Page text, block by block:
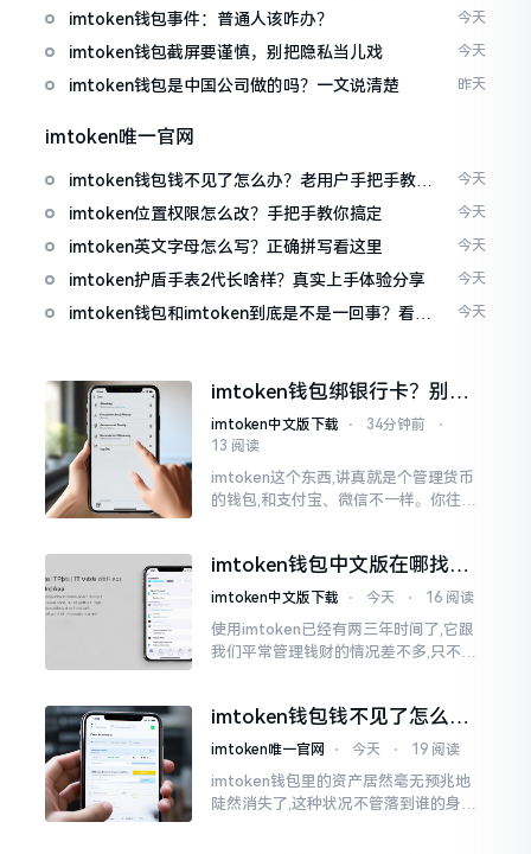
imtoken钱包事件：普通人该咋办？ 今天
imtoken钱包截屏要谨慎，别把隐私当儿戏 今天
imtoken钱包是中国公司做的吗？一文说清楚 昨天
imtoken唯一官网
imtoken钱包钱不见了怎么办？老用户手把手教你
找回
今天
imtoken位置权限怎么改？手把手教你搞定 今天
imtoken英文字母怎么写？正确拼写看这里 今天
imtoken护盾手表2代长啥样？真实上手体验分享 今天
imtoken钱包和imtoken到底是不是一回事？看完
今天
imtoken钱包绑银行卡？别折
腾了，真相是这样的
imtoken中文版下载 ⋅ 34分钟前
⋅
13 阅读
imtoken这个东西,讲真就是个管理货币
的钱包,和支付宝、微信不一样。你往里
imtoken钱包中文版在哪找？
老手教你避坑
imtoken中文版下载 ⋅ 今天 ⋅ 16 阅读
使用imtoken已经有两三年时间了,它跟
我们平常管理钱财的情况差不多,只不过
许许多多的链接
imtoken钱包钱不见了怎么
办？老用户手把手教你找回
imtoken唯一官网 ⋅ 今天 ⋅ 19 阅读
imtoken钱包里的资产居然毫无预兆地
陡然消失了,这种状况不管落到谁的身上,